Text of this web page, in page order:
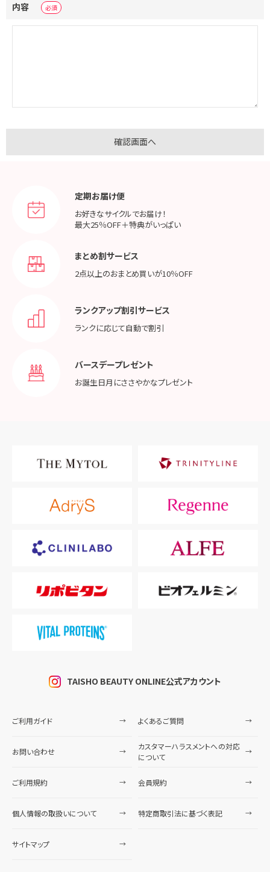
内容
定期お届け便
お好きなサイクルでお届け！
最大25％OFF＋特典がいっぱい
まとめ割サービス
2点以上のおまとめ買いが10％OFF
ランクアップ割引サービス
ランクに応じて自動で割引
バースデープレゼント
お誕生日月にささやかなプレゼント
TAISHO BEAUTY ONLINE公式アカウント
ご利用ガイド よくあるご質問
お問い合わせ
カスタマーハラスメントへの対応
について
ご利用規約 会員規約
個人情報の取扱いについて 特定商取引法に基づく表記
サイトマップ